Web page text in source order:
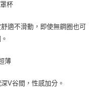
杯
適不滑動，即使無鋼圈也可
薄
V谷間，性感加分。